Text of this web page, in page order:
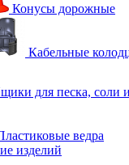
Конусы дорожные
Кабельные
для песка, соли
ведра
изделий